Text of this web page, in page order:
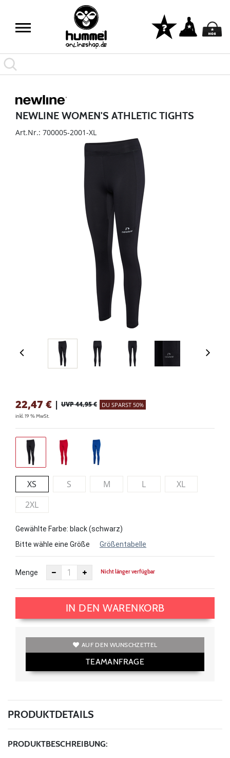
NEWLINE WOMEN'S ATHLETIC TIGHTS
Art.Nr.: 700005-2001-XL
22,47 € | UVP 44,95 € DU SPARST 50%
inkl. 19 % MwSt.
XS S M L
XL
2XL
Gewählte Farbe: black (schwarz)
Bitte wähle eine Größe
Größentabelle
Menge Nicht länger verfügbar
IN DEN WARENKORB
AUF DEN WUNSCHZETTEL
TEAMANFRAGE
PRODUKTDETAILS
PRODUKTBESCHREIBUNG: